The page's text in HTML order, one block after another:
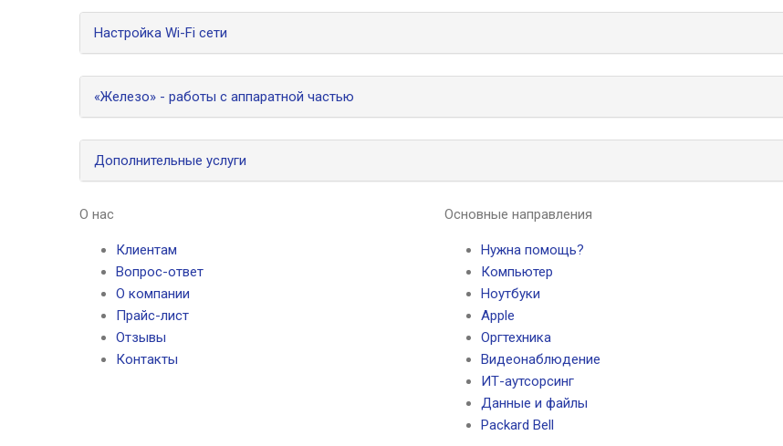
Настройка Wi-Fi сети
«Железо» - работы с аппаратной частью
Дополнительные услуги
О нас
Клиентам
Вопрос-ответ
О компании
Прайс-лист
Отзывы
Контакты
Основные направления
Нужна помощь?
Компьютер
Ноутбуки
Apple
Оргтехника
Видеонаблюдение
ИТ-аутсорсинг
Данные и файлы
Packard Bell